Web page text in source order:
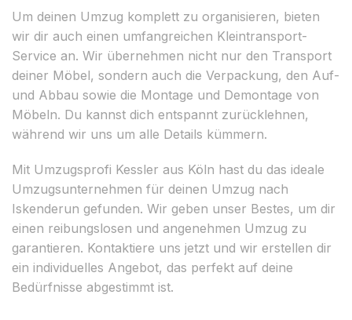
Um deinen Umzug komplett zu organisieren, bieten
wir dir auch einen umfangreichen Kleintransport-
Service an. Wir übernehmen nicht nur den Transport
deiner Möbel, sondern auch die Verpackung, den Auf-
und Abbau sowie die Montage und Demontage von
Möbeln. Du kannst dich entspannt zurücklehnen,
während wir uns um alle Details kümmern.
Mit Umzugsprofi Kessler aus Köln hast du das ideale
Umzugsunternehmen für deinen Umzug nach
Iskenderun gefunden. Wir geben unser Bestes, um dir
einen reibungslosen und angenehmen Umzug zu
garantieren. Kontaktiere uns jetzt und wir erstellen dir
ein individuelles Angebot, das perfekt auf deine
Bedürfnisse abgestimmt ist.